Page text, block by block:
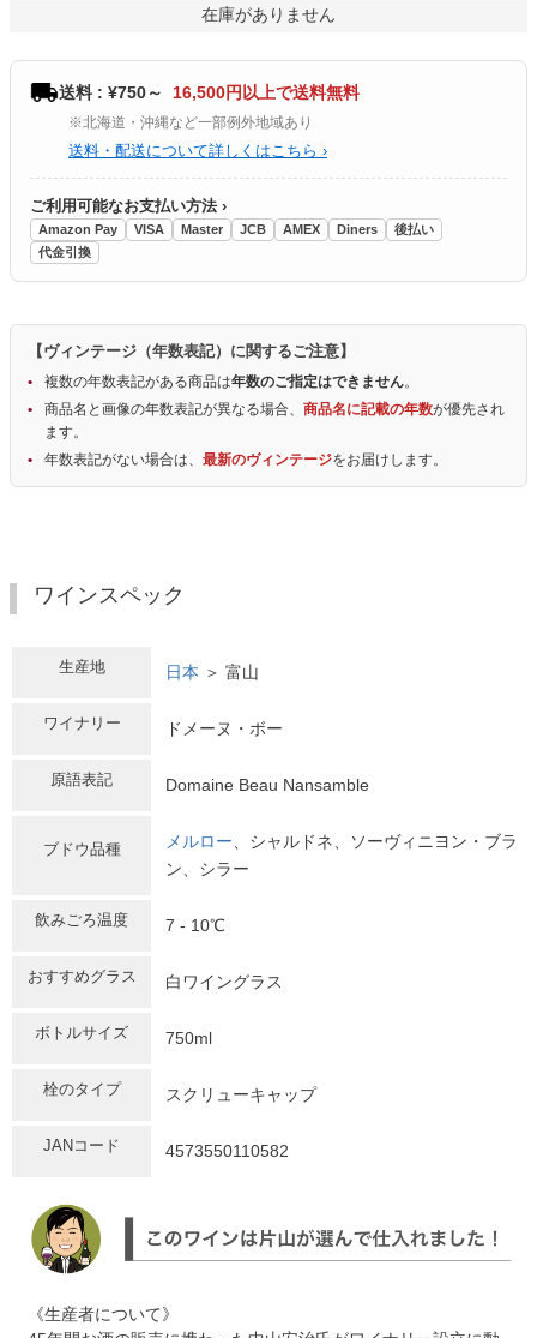
在庫がありません
送料 : ¥750～ 16,500円以上で送料無料
※北海道・沖縄など一部例外地域あり
送料・配送について詳しくはこちら ›
ご利用可能なお支払い方法 ›
Amazon Pay VISA Master JCB AMEX Diners
後払い
代金引換
【ヴィンテージ（年数表記）に関するご注意】
複数の年数表記がある商品は年数のご指定はできません。
商品名と画像の年数表記が異なる場合、 商品名に記載の年数が優先され
ます。
年数表記がない場合は、 最新のヴィンテージをお届けします。
ワインスペック
生産地 日本 ＞ 富山
ワイナリー ドメーヌ・ボー
原語表記 Domaine Beau Nansamble
ブドウ品種 メルロー 、シャルドネ、ソーヴィニヨン・ブラ
ン、シラー
飲みごろ温度 7 - 10℃
おすすめグラス 白ワイングラス
ボトルサイズ 750ml
栓のタイプ スクリューキャップ
JANコード 4573550110582
《生産者について》